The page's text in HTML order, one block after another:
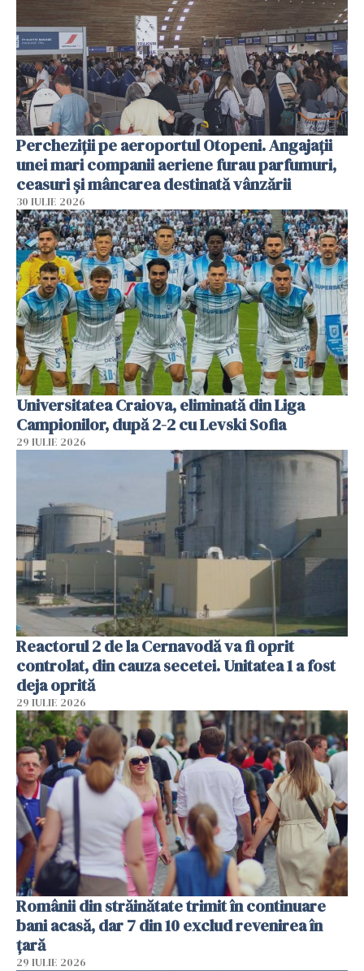
Percheziții pe aeroportul Otopeni. Angajații
unei mari companii aeriene furau parfumuri,
ceasuri și mâncarea destinată vânzării
30 IULIE 2026
Universitatea Craiova, eliminată din Liga
Campionilor, după 2-2 cu Levski Sofia
29 IULIE 2026
Reactorul 2 de la Cernavodă va fi oprit
controlat, din cauza secetei. Unitatea 1 a fost
deja oprită
29 IULIE 2026
Românii din străinătate trimit în continuare
bani acasă, dar 7 din 10 exclud revenirea în
țară
29 IULIE 2026